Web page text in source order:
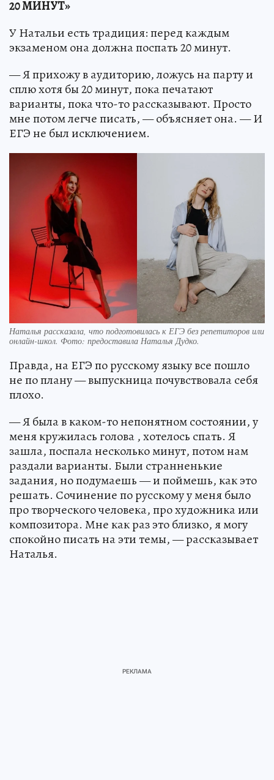
20 МИНУТ»
У Натальи есть традиция: перед каждым
экзаменом она должна поспать 20 минут.
— Я прихожу в аудиторию, ложусь на парту и
сплю хотя бы 20 минут, пока печатают
варианты, пока что-то рассказывают. Просто
мне потом легче писать, — объясняет она. — И
ЕГЭ не был исключением.
Наталья рассказала, что подготовилась к ЕГЭ без репетиторов или
онлайн-школ. Фото: предоставила Наталья Дудко.
Правда, на ЕГЭ по русскому языку все пошло
не по плану — выпускница почувствовала себя
плохо.
— Я была в каком-то непонятном состоянии, у
меня кружилась голова , хотелось спать. Я
зашла, поспала несколько минут, потом нам
раздали варианты. Были странненькие
задания, но подумаешь — и поймешь, как это
решать. Сочинение по русскому у меня было
про творческого человека, про художника или
композитора. Мне как раз это близко, я могу
спокойно писать на эти темы, — рассказывает
Наталья.